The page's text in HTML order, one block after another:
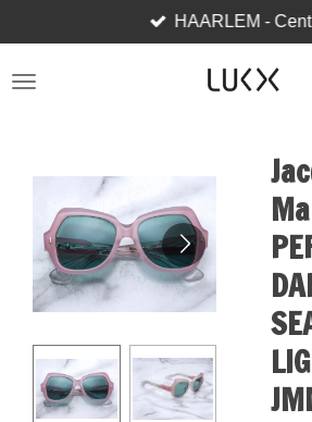
to
main
HAARLEM -